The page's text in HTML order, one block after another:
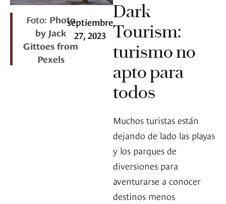
Foto: Photo
by Jack
Gittoes from
Pexels
septiembre
27, 2023
Dark
Tourism:
turismo no
apto para
todos
Muchos turistas están
dejando de lado las playas
y los parques de
diversiones para
aventurarse a conocer
destinos menos